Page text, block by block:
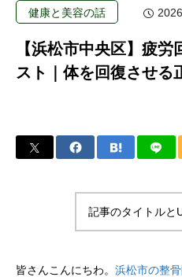
健康と美容の話
【浜松市中央区】疲
スト｜体を回復させる
記事のタイトルと
皆さんこんにちわ。 浜松市の整